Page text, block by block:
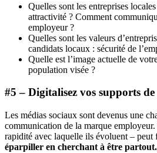
Quelles sont les entreprises
attractivité ? Comment
employeur ?
Quelles sont les valeurs
candidats locaux : sécurité de
Quelle est l’image actuelle de
population visée ?
#5 – Digitalisez vos supports
Les médias sociaux sont devenus une
communication de la marque
rapidité avec laquelle ils évoluent – peut
éparpiller en cherchant à être partout.